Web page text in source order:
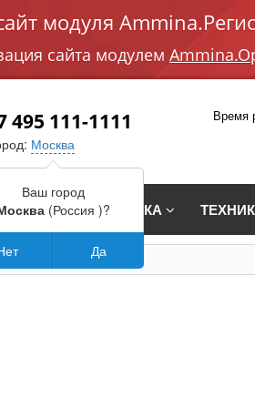
модуля
сайта модулем
495 111-1111
Москва
Время
ТЕХНИКА
Ваш город
(Россия )?
Да